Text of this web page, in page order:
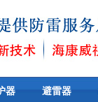
器 避雷器